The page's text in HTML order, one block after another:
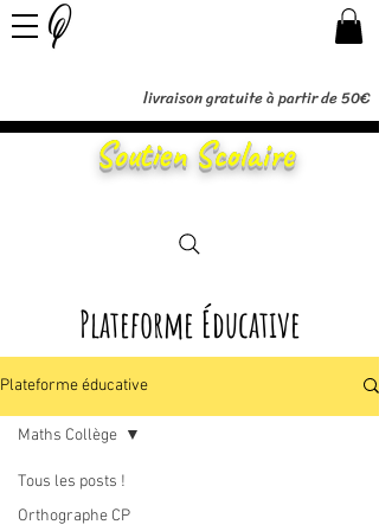
livraison gratuite à partir de 50€
Soutien Scolaire
Plateforme Éducative
Plateforme éducative
Tous les posts !
Orthographe CP
Maths Collège
Posts à venir